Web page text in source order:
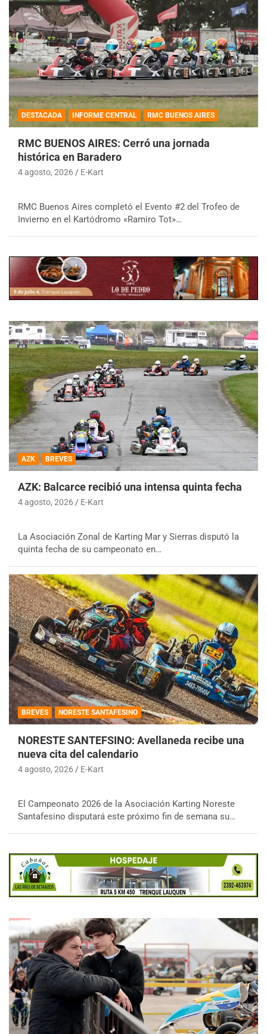
DESTACADA INFORME CENTRAL RMC BUENOS AIRES
RMC BUENOS AIRES: Cerró una jornada
histórica en Baradero
4 agosto, 2026 E-Kart
RMC Buenos Aires completó el Evento #2 del Trofeo de
Invierno en el Kartódromo «Ramiro Tot»…
AZK BREVES
AZK: Balcarce recibió una intensa quinta fecha
4 agosto, 2026 E-Kart
La Asociación Zonal de Karting Mar y Sierras disputó la
quinta fecha de su campeonato en…
BREVES NORESTE SANTAFESINO
NORESTE SANTEFSINO: Avellaneda recibe una
nueva cita del calendario
4 agosto, 2026 E-Kart
El Campeonato 2026 de la Asociación Karting Noreste
Santafesino disputará este próximo fin de semana su…